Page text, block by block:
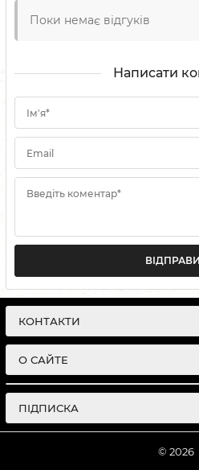
Поки немає відгуків
Написати
Ім'я*
Email
Введіть коментар*
КОНТАКТИ
О САЙТЕ
ПІДПИСКА
© 2026